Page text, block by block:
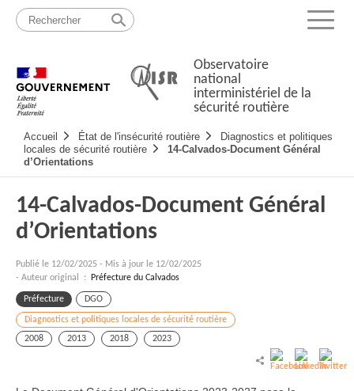
Passer
contenu
Menu
Observatoire
national
interministériel de la
sécurité routière
principale
Accueil État de l'insécurité routière
Diagnostics et politiques
locales de sécurité routière
14-Calvados-Document Général
d’Orientations
14-Calvados-Document Général
d’Orientations
Publié le 12/02/2025 - Mis à jour le 12/02/2025
- Auteur original :
Préfecture du Calvados
Préfecture DGO
Diagnostics et politiques locales de sécurité routière
2008
2013 2018 2023